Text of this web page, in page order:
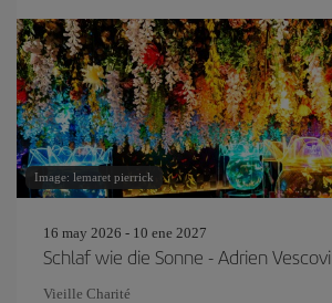
Image: lemaret pierrick
16 may 2026 - 10 ene 2027
Schlaf wie die Sonne - Adrien Vescovi
Vieille Charité